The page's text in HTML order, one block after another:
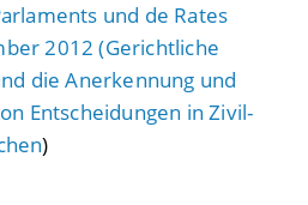
und de Rates
2012 (Gerichtliche
die Anerkennung und
Entscheidungen in Zivil-
)